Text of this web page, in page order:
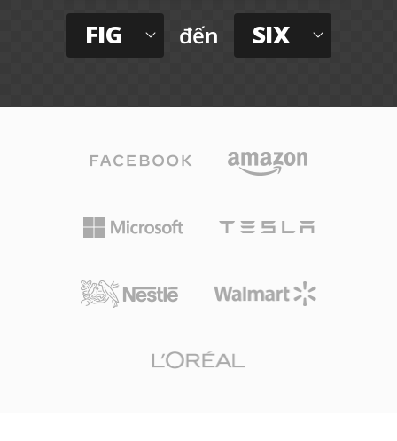
FIG đến SIX